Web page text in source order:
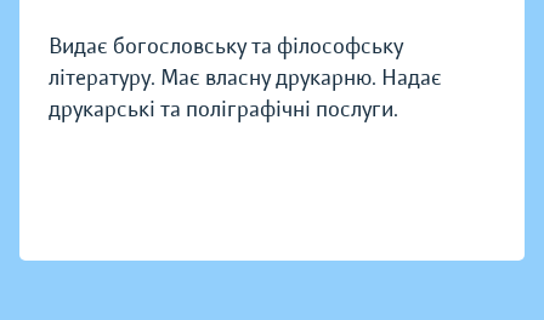
Видає богословську та філософську
літературу. Має власну друкарню. Надає
друкарські та поліграфічні послуги.